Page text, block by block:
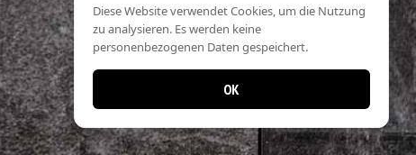
Diese Website verwendet Cookies, um die Nutzung
zu analysieren. Es werden keine
personenbezogenen Daten gespeichert.
OK